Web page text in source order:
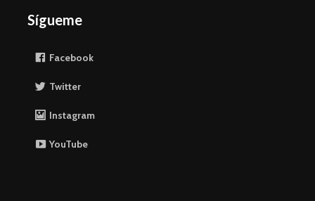
Sígueme
Facebook
Twitter
Instagram
YouTube